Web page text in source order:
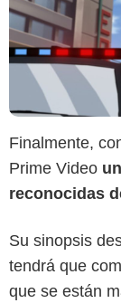
Finalmente,
Prime Video
reconocidas
Su sinopsis
tendrá que
que se están